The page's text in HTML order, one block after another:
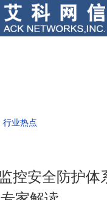
行业热点
控安全防护